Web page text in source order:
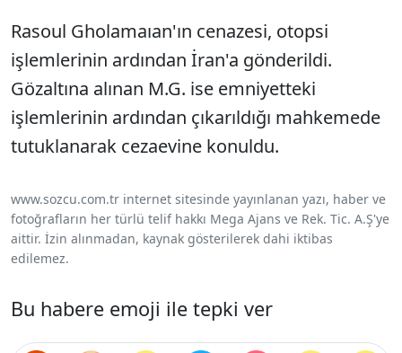
Rasoul Gholamaıan'ın cenazesi, otopsi
işlemlerinin ardından İran'a gönderildi.
Gözaltına alınan M.G. ise emniyetteki
işlemlerinin ardından çıkarıldığı mahkemede
tutuklanarak cezaevine konuldu.
www.sozcu.com.tr internet sitesinde yayınlanan yazı, haber ve
fotoğrafların her türlü telif hakkı Mega Ajans ve Rek. Tic. A.Ş'ye
aittir. İzin alınmadan, kaynak gösterilerek dahi iktibas
edilemez.
Bu habere emoji ile tepki ver